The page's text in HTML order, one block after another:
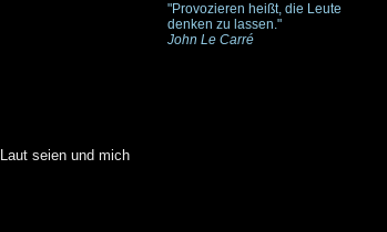
seien und mich
"Provozieren heißt, die Leute
denken zu lassen."
John Le Carré